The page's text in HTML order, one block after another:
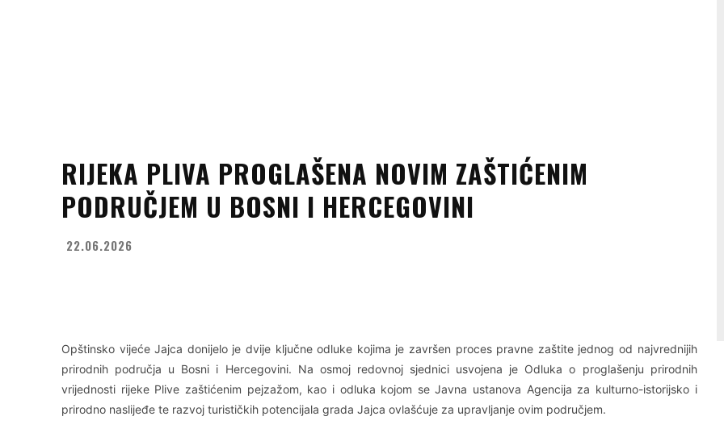
RIJEKA PLIVA PROGLAŠENA NOVIM ZAŠTIĆENIM
PODRUČJEM U BOSNI I HERCEGOVINI
22.06.2026
Opštinsko vijeće Jajca donijelo je dvije ključne odluke kojima je završen proces pravne zaštite jednog od najvrednijih
prirodnih područja u Bosni i Hercegovini. Na osmoj redovnoj sjednici usvojena je Odluka o proglašenju prirodnih
vrijednosti rijeke Plive zaštićenim pejzažom, kao i odluka kojom se Javna ustanova Agencija za kulturno-istorijsko i
prirodno naslijeđe te razvoj turističkih potencijala grada Jajca ovlašćuje za upravljanje ovim područjem.